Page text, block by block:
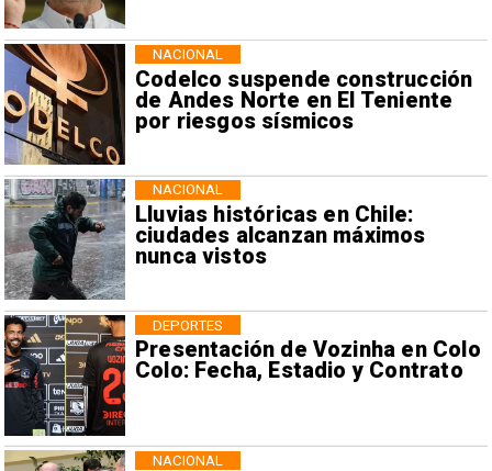
Codelco suspende construcción
de Andes Norte en El Teniente
por riesgos sísmicos
NACIONAL
Lluvias históricas en Chile:
ciudades alcanzan máximos
nunca vistos
NACIONAL
Presentación de Vozinha en Colo
Colo: Fecha, Estadio y Contrato
DEPORTES
NACIONAL